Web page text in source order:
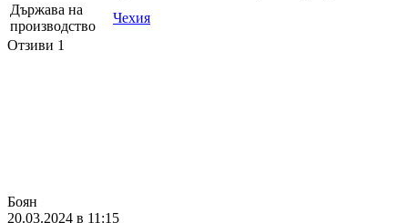
Държава на
производство
Чехия
Отзиви 1
Боян
20.03.2024 в 11:15